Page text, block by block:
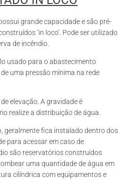
grande capacidade e são pré-
‘in loco’. Pode ser utilizado
de incêndio.
usado para o abastecimento
uma pressão mínima na rede
elevação. A gravidade é
realize a distribuição de água.
geralmente fica instalado dentro dos
para acessar em caso de
são reservatórios construídos
uma quantidade de água em
cilíndrica com equipamentos e